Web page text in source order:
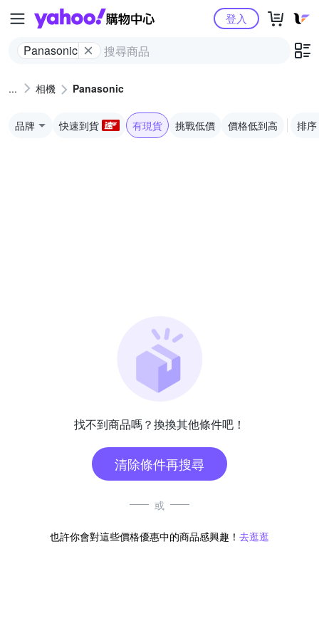
Yahoo購物中心
Panasonic
登入
相機 Panasonic
品牌 快速到貨 有現貨 挑戰低價 價格低到高 排序
找不到商品嗎？換換其他條件吧！
清除條件再搜尋
或
也許你會對這些價格優惠中的商品感興趣！ 去逛逛